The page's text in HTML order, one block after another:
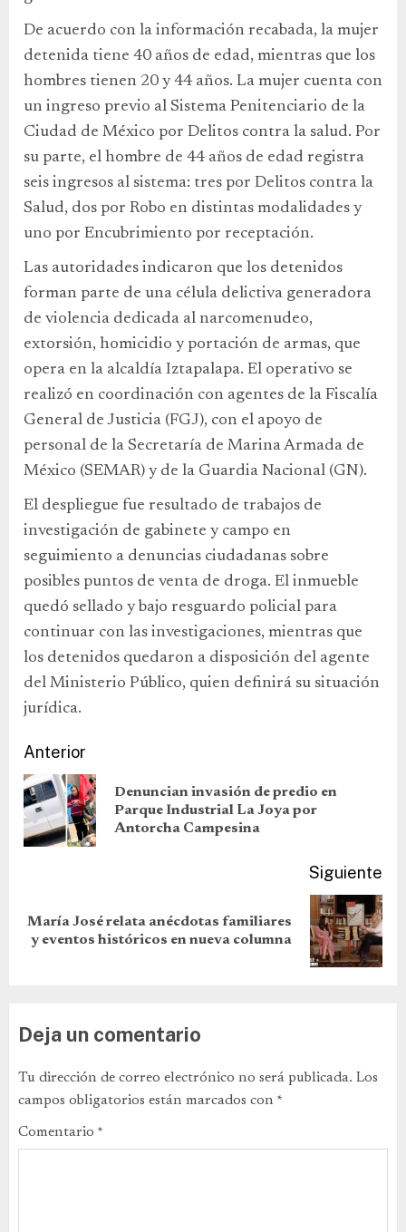
De acuerdo con la información recabada, la mujer
detenida tiene 40 años de edad, mientras que los
hombres tienen 20 y 44 años. La mujer cuenta con
un ingreso previo al Sistema Penitenciario de la
Ciudad de México por Delitos contra la salud. Por
su parte, el hombre de 44 años de edad registra
seis ingresos al sistema: tres por Delitos contra la
Salud, dos por Robo en distintas modalidades y
uno por Encubrimiento por receptación.
Las autoridades indicaron que los detenidos
forman parte de una célula delictiva generadora
de violencia dedicada al narcomenudeo,
extorsión, homicidio y portación de armas, que
opera en la alcaldía Iztapalapa. El operativo se
realizó en coordinación con agentes de la Fiscalía
General de Justicia (FGJ), con el apoyo de
personal de la Secretaría de Marina Armada de
México (SEMAR) y de la Guardia Nacional (GN).
El despliegue fue resultado de trabajos de
investigación de gabinete y campo en
seguimiento a denuncias ciudadanas sobre
posibles puntos de venta de droga. El inmueble
quedó sellado y bajo resguardo policial para
continuar con las investigaciones, mientras que
los detenidos quedaron a disposición del agente
del Ministerio Público, quien definirá su situación
jurídica.
Anterior
Denuncian invasión de predio en
Parque Industrial La Joya por
Antorcha Campesina
Siguiente
María José relata anécdotas familiares
y eventos históricos en nueva columna
Deja un comentario
Tu dirección de correo electrónico no será publicada. Los
campos obligatorios están marcados con *
Comentario *